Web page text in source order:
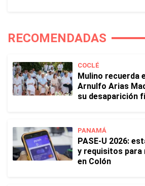
RECOMENDADAS
COCLÉ
Mulino recuerda
Arnulfo Arias
su desaparición
PANAMÁ
PASE-U 2026:
y requisitos
en Colón